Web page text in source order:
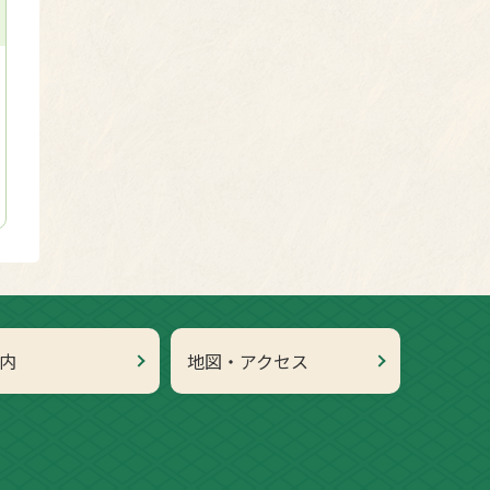
地図・アクセス